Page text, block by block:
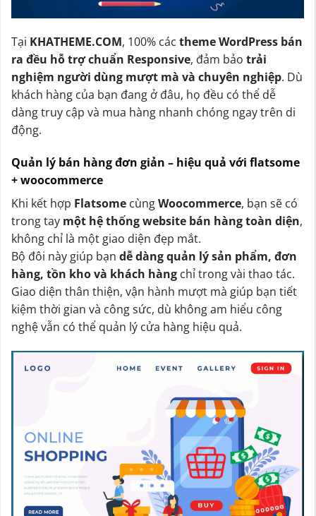
Tại KHATHEME.COM, 100% các theme WordPress bán
ra đều hỗ trợ chuẩn Responsive, đảm bảo trải
nghiệm người dùng mượt mà và chuyên nghiệp. Dù
khách hàng của bạn đang ở đâu, họ đều có thể dễ
dàng truy cập và mua hàng nhanh chóng ngay trên di
động.
Quản lý bán hàng đơn giản – hiệu quả với flatsome
+ woocommerce
Khi kết hợp Flatsome cùngWoocommerce, bạn sẽ có
trong tay một hệ thống website bán hàng toàn diện,
không chỉ là một giao diện đẹp mắt.
Bộ đôi này giúp bạn dễ dàng quản lý sản phẩm, đơn
hàng, tồn kho và khách hàng chỉ trong vài thao tác.
Giao diện thân thiện, vận hành mượt mà giúp bạn tiết
kiệm thời gian và công sức, dù không am hiểu công
nghệ vẫn có thể quản lý cửa hàng hiệu quả.